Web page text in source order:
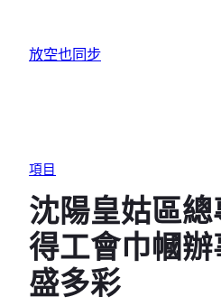
放空也同步
項目
沈陽皇姑區
得工會巾幗
盛多彩